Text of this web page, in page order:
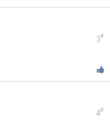
3#
4#